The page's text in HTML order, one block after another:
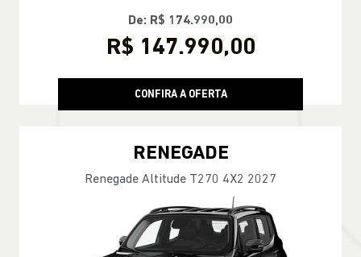
De: R$ 174.990,00
R$ 147.990,00
CONFIRA A OFERTA
RENEGADE
Renegade Altitude T270 4X2 2027